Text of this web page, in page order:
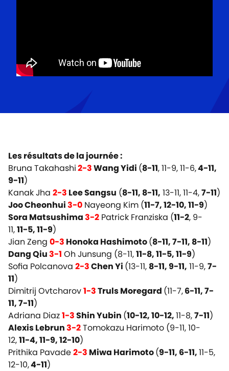
Les résultats de la journée :
Bruna Takahashi2-3Wang Yidi (8-11, 11-9, 11-6,4-11,
9-11)
Kanak Jha 2-3 Lee Sangsu (8-11, 8-11, 13-11, 11-4,7-11)
Joo Cheonhui3-0 Nayeong Kim (11-7, 12-10, 11-9)
Sora Matsushima3-2 Patrick Franziska (11-2, 9-
11,11-5, 11-9)
Jian Zeng 0-3 Honoka Hashimoto(8-11, 7-11, 8-11)
Dang Qiu3-1 Oh Junsung (8-11,11-8, 11-5, 11-9)
Sofia Polcanova 2-3Chen Yi (13-11, 8-11, 9-11, 11-9,7-
11)
Dimitrij Ovtcharov1-3Truls Moregard (11-7,6-11, 7-
11, 7-11)
Adriana Diaz1-3Shin Yubin (10-12, 10-12,11-8,7-11)
Alexis Lebrun3-2Tomokazu Harimoto (9-11, 10-
12,11-4, 11-9, 12-10)
Prithika Pavade2-3 Miwa Harimoto(9-11, 6-11,11-5,
12-10,4-11)